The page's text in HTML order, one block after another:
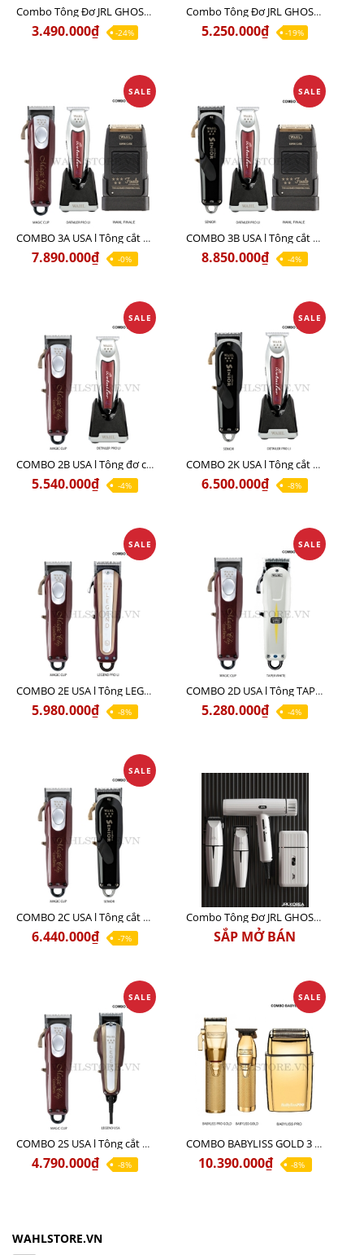
Combo Tông Đơ JRL GHOST 1 Limited Edition Chính Hãng USA
3.490.000₫ -24%
Combo Tông Đơ JRL GHOST 2 Limited Edition Chính Hãng USA
5.250.000₫ -19%
SALE
COMBO 3A USA l Tông cắt MAGIC + Tông viền DETAILER PRO LI + Cạo khô FINALE
7.890.000₫ -0%
SALE
COMBO 3B USA l Tông cắt SENIOR + Tông viền DETAILER PRO LI + Cạo khô FINALE
8.850.000₫ -4%
SALE
COMBO 2B USA l Tông đơ cắt Magic clip Red + Tông đơ viền Detailer Pro Li
5.540.000₫ -4%
SALE
COMBO 2K USA l Tông cắt SENIOR +Tông viền DETAILER PRO LI
6.500.000₫ -8%
SALE
COMBO 2E USA l Tông LEGEND PRO LI + Tông MAGIC CLIP
5.980.000₫ -8%
SALE
COMBO 2D USA l Tông TAPER WHITE + Tông MAGIC CLIP
5.280.000₫ -4%
SALE
COMBO 2C USA l Tông cắt Senior + Tông cắt Magic clip
6.440.000₫ -7%
Combo Tông Đơ JRL GHOST 3 Limited Edition Chính Hãng USA
SẮP MỞ BÁN
SALE
COMBO 2S USA l Tông cắt LEGEND USA CÓ DÂY 220V + Tông pin MAGIC CLIP
4.790.000₫ -8%
SALE
COMBO BABYLISS GOLD 3 cao cấp chính hãng
10.390.000₫ -8%
WAHLSTORE.VN